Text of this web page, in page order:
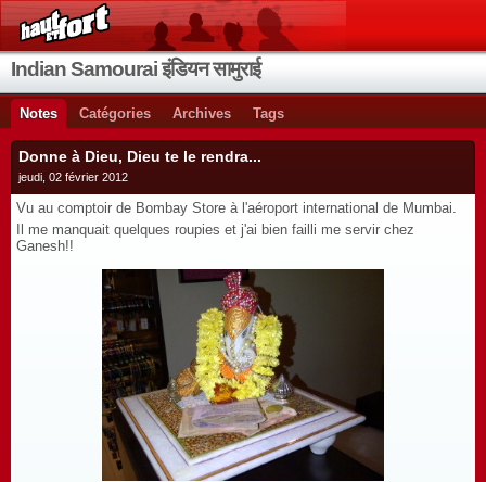
Indian Samourai इंडियन सामुराई
Notes Catégories Archives Tags
Donne à Dieu, Dieu te le rendra...
jeudi, 02 février 2012
Vu au comptoir de Bombay Store à l'aéroport international de Mumbai.
Il me manquait quelques roupies et j'ai bien failli me servir chez
Ganesh!!